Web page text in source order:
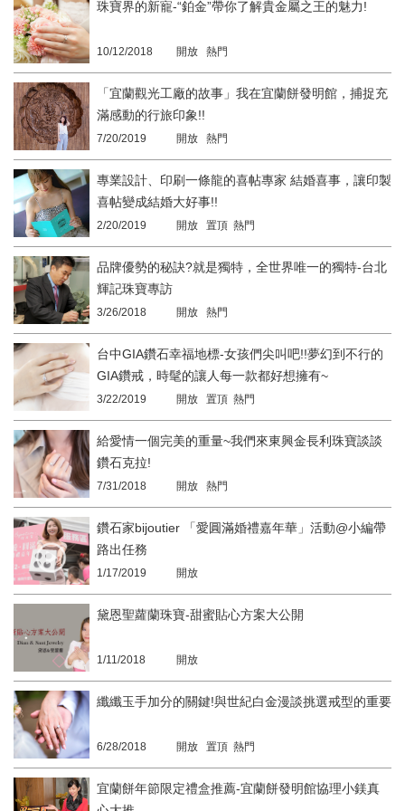
珠寶界的新寵-“鉑金”帶你了解貴金屬之王的魅力!
10/12/2018 開放 熱門
「宜蘭觀光工廠的故事」我在宜蘭餅發明館，捕捉充
滿感動的行旅印象!!
7/20/2019 開放 熱門
專業設計、印刷一條龍的喜帖專家 結婚喜事，讓印製
喜帖變成結婚大好事!!
2/20/2019 開放 置頂 熱門
品牌優勢的秘訣?就是獨特，全世界唯一的獨特-台北
輝記珠寶專訪
3/26/2018 開放 熱門
台中GIA鑽石幸福地標-女孩們尖叫吧!!夢幻到不行的
GIA鑽戒，時髦的讓人每一款都好想擁有~
3/22/2019 開放 置頂 熱門
給愛情一個完美的重量~我們來東興金長利珠寶談談
鑽石克拉!
7/31/2018 開放 熱門
鑽石家bijoutier 「愛圓滿婚禮嘉年華」活動@小編帶
路出任務
1/17/2019 開放
黛恩聖蘿蘭珠寶-甜蜜貼心方案大公開
1/11/2018 開放
纖纖玉手加分的關鍵!與世紀白金漫談挑選戒型的重要
6/28/2018 開放 置頂 熱門
宜蘭餅年節限定禮盒推薦-宜蘭餅發明館協理小鎂真